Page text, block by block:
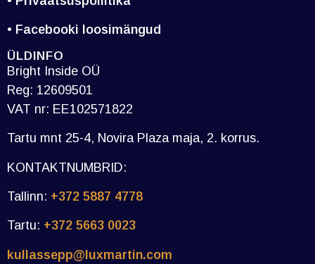
• Facebooki loosimängud
ÜLDINFO
Bright Inside OÜ
Reg: 12609501
VAT nr: EE102571822
Tartu mnt 25-4, Novira Plaza maja, 2. korrus.
KONTAKTNUMBRID:
Tallinn: +372 5887 4778
Tartu: +372 5663 0023
kullassepp@luxmartin.com